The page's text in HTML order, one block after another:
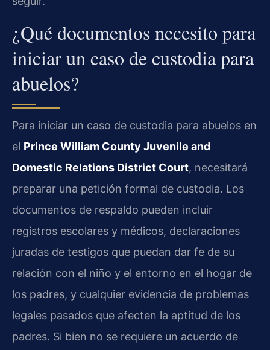
¿Qué documentos necesito para
iniciar un caso de custodia para
abuelos?
Para iniciar un caso de custodia para abuelos en
el Prince William County Juvenile and
Domestic Relations District Court, necesitará
preparar una petición formal de custodia. Los
documentos de respaldo pueden incluir
registros escolares y médicos, declaraciones
juradas de testigos que puedan dar fe de su
relación con el niño y el entorno en el hogar de
los padres, y cualquier evidencia de problemas
legales pasados que afecten la aptitud de los
padres. Si bien no se requiere un acuerdo de